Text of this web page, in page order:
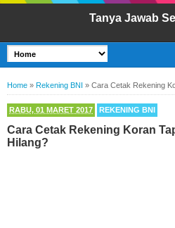
Tanya Jawab
Home » Rekening BNI » Cara Cetak Rekening
RABU, 01 MARET 2017 REKENING BNI
Cara Cetak Rekening Koran
Hilang?